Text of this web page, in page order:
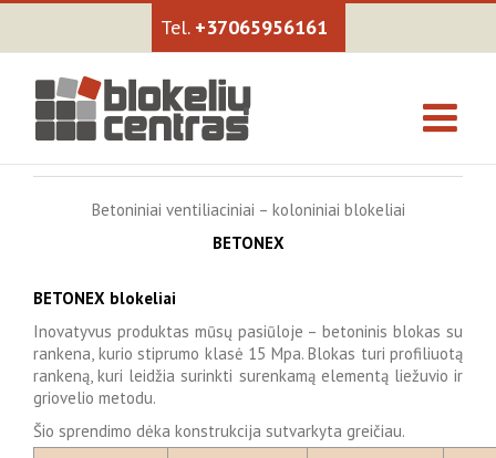
+37065956161
Betoniniai ventiliaciniai – koloniniai blokeliai
BETONEX
BETONEX blokeliai
Inovatyvus produktas mūsų pasiūloje – betoninis blokas su
rankena, kurio stiprumo klasė 15 Mpa. Blokas turi profiliuotą
rankeną, kuri leidžia surinkti surenkamą elementą liežuvio ir
griovelio metodu.
Šio sprendimo dėka konstrukcija sutvarkyta greičiau.